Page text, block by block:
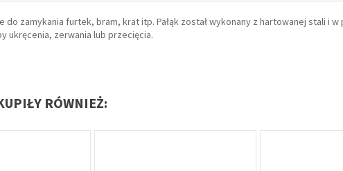
zamykania furtek, bram, krat itp. Pałąk został wykonany z hartowanej stali i w
ukręcenia, zerwania lub przecięcia.
RÓWNIEŻ: